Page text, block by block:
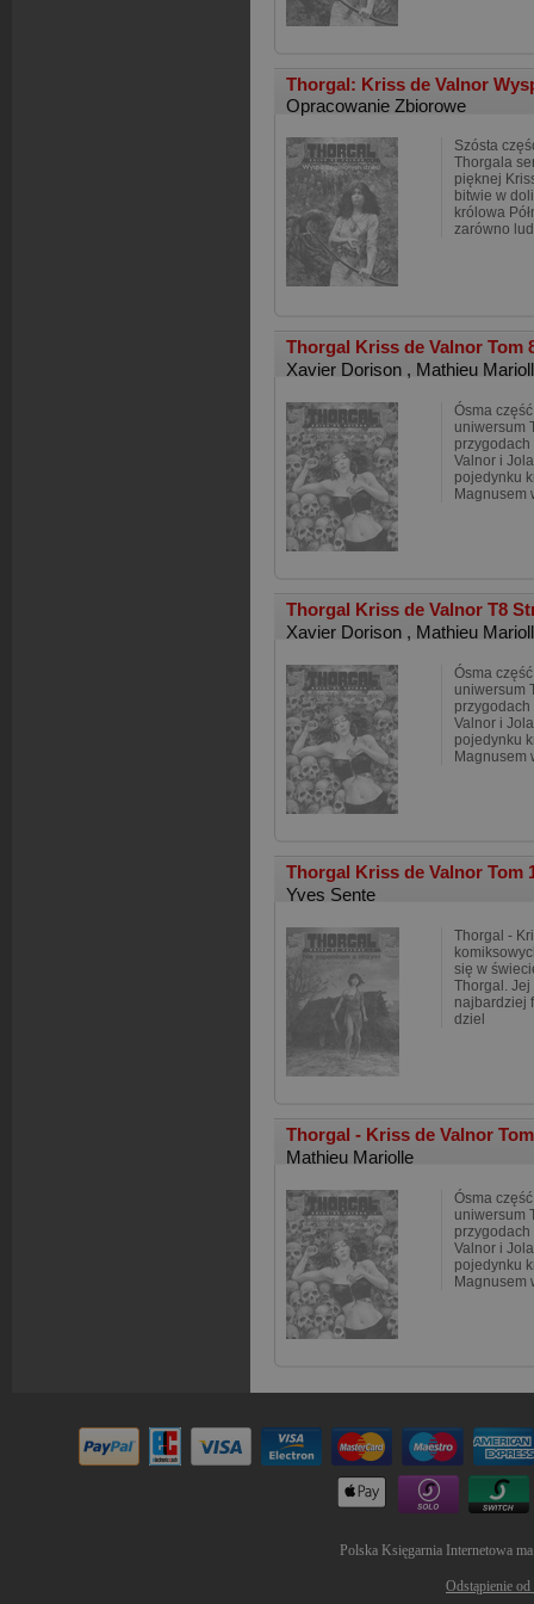
Thorgal: Kriss de Valnor
Opracowanie Zbiorowe
Szósta
Thorgala
pięknej
bitwie w
królowa
zarówno
Thorgal Kriss de Valnor
Xavier Dorison , Mathieu
Ósma
uniwersum
Valnor i
pojedynku
Magnusem
Thorgal Kriss de Valnor T8
Xavier Dorison , Mathieu
Ósma
uniwersum
Valnor i
pojedynku
Magnusem
Thorgal Kriss de Valnor Tom
Yves Sente
Thorgal -
się w
Thorgal.
najbardziej
dziel
Thorgal - Kriss de Valnor
Mathieu Mariolle
Ósma
uniwersum
Valnor i
pojedynku
Magnusem
Polska Księgarnia Internetowa
Odstąpienie